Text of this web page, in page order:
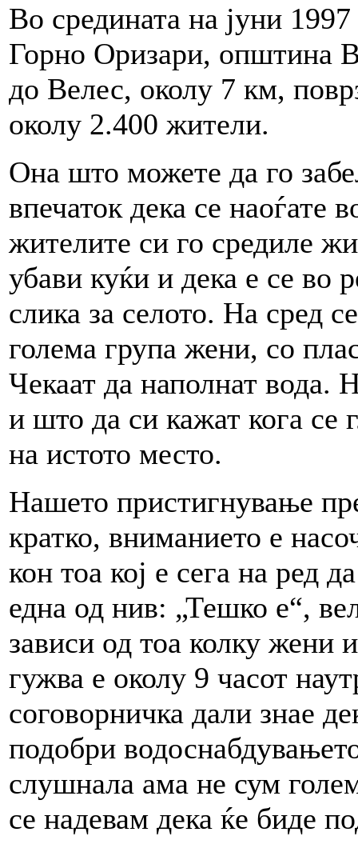
Во средината на јуни
Горно Оризари, општина
до Велес, околу 7 км,
околу 2.400 жители.
Она што можете да го
впечаток дека се наоѓате
жителите си го средиле
убави куќи и дека е се во
слика за селото. На сред
голема група жени, со
Чекаат да наполнат вода.
и што да си кажат кога се
на истото место.
Нашето пристигнување
кратко, вниманието е
кон тоа кој е сега на ред
една од нив: „Тешко е“,
зависи од тоа колку жени
гужва е околу 9 часот
соговорничка дали знае
подобри
слушнала ама не сум
се надевам дека ќе биде